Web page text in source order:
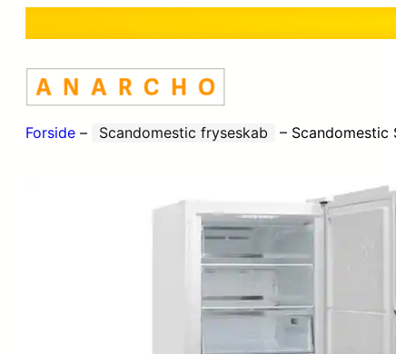
Forside – Scandomestic fryseskab – Scandomestic